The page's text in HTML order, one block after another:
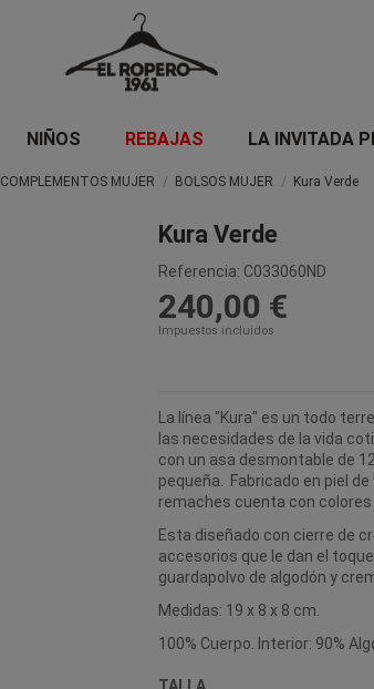
NIÑOS REBAJAS LA INVITADA
COMPLEMENTOS MUJER BOLSOS MUJER Kura Verde
Kura Verde
Referencia: C033060ND
240,00 €
Impuestos incluidos
La línea "Kura" es un todo
las necesidades de la vida
con un asa desmontable de
pequeña. Fabricado en piel
remaches cuenta con colores
Esta diseñado con cierre de
accesorios que le dan el
guardapolvo de algodón y
Medidas: 19 x 8 x 8 cm.
100% Cuerpo. Interior: 90%
TALLA